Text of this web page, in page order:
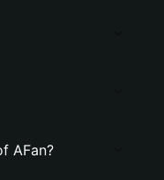
AFan?